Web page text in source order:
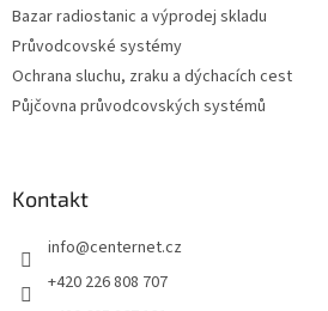
Bazar radiostanic a výprodej skladu
Průvodcovské systémy
Ochrana sluchu, zraku a dýchacích cest
Půjčovna průvodcovských systémů
Kontakt
info@centernet.cz
+420 226 808 707